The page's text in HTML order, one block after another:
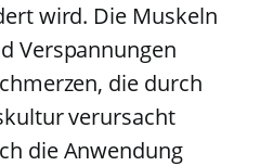
wird. Die Muskeln
Verspannungen
die durch
verursacht
die Anwendung